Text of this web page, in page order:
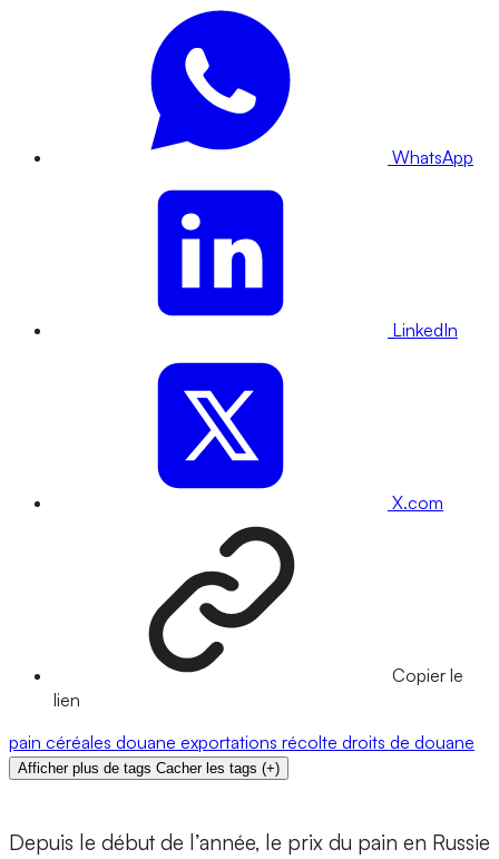
WhatsApp
LinkedIn
X.com
Copier le
lien
pain céréales douane exportations récolte droits de douane
Afficher plus de tags Cacher les tags (+)
Depuis le début de l’année, le prix du pain en Russie